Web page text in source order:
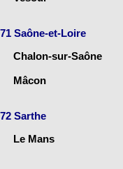
71 Saône-et-Loire
Chalon-sur-Saône
Mâcon
72 Sarthe
Le Mans